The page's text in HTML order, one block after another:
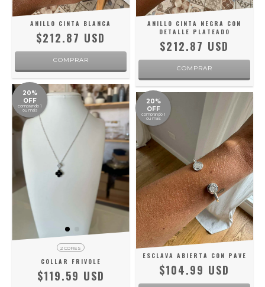
ANILLO CINTA BLANCA
$212.87 USD
COMPRAR
ANILLO CINTA NEGRA CON
DETALLE PLATEADO
$212.87 USD
COMPRAR
20%
OFF
comprando 1
ou mais
2 CORES
COLLAR FRIVOLE
$119.59 USD
20%
OFF
comprando 1
ou mais
ESCLAVA ABIERTA CON PAVE
$104.99 USD